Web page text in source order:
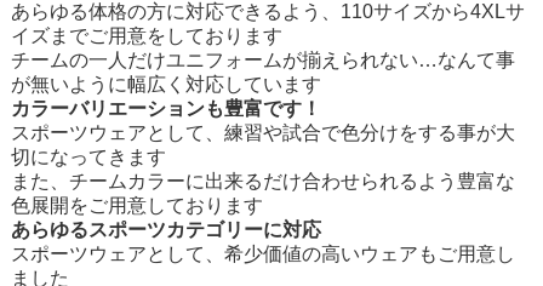
あらゆる体格の方に対応できるよう、110サイズから4XLサ
イズまでご用意をしております
チームの一人だけユニフォームが揃えられない…なんて事
が無いように幅広く対応しています
カラーバリエーションも豊富です！
スポーツウェアとして、練習や試合で色分けをする事が大
切になってきます
また、チームカラーに出来るだけ合わせられるよう豊富な
色展開をご用意しております
あらゆるスポーツカテゴリーに対応
スポーツウェアとして、希少価値の高いウェアもご用意し
ました